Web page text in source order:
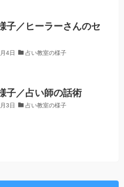
子／ヒーラーさんのセ
4日 占い教室の様子
子／占い師の話術
3日 占い教室の様子